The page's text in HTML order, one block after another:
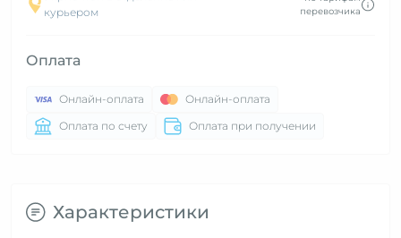
курьером
перевозчика
Оплата
Онлайн-оплата
Онлайн-оплата
Оплата по счету
Оплата при получении
Характеристики